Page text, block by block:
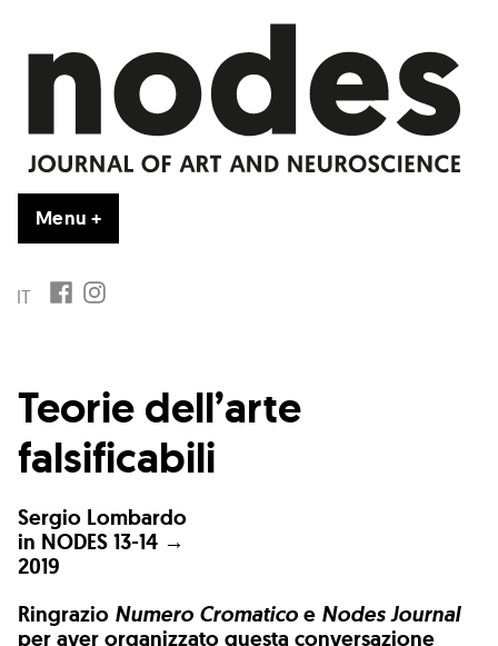
content
Menu +
IT FB IG
Teorie dell’arte
falsificabili
Sergio Lombardo
in NODES 13-14 →
2019
Ringrazio Numero Cromatico e Nodes Journal
per aver organizzato questa conversazione